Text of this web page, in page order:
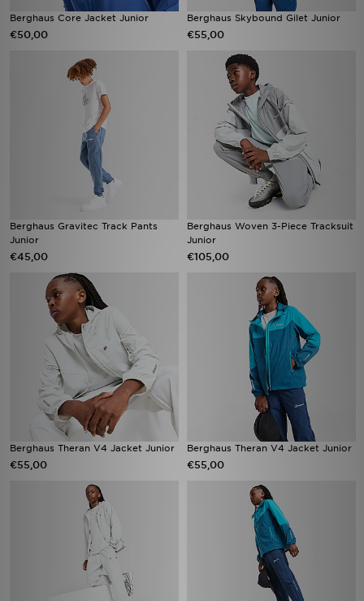
Berghaus Core Jacket Junior
€50,00
Berghaus Skybound Gilet Junior
€55,00
Berghaus Gravitec Track Pants
Junior
€45,00
Berghaus Woven 3-Piece Tracksuit
Junior
€105,00
Berghaus Theran V4 Jacket Junior
€55,00
Berghaus Theran V4 Jacket Junior
€55,00